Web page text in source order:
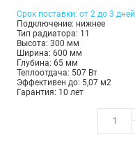
Срок поставки: от 2 до 3 дней
Подключение: нижнее
Тип радиатора: 11
Высота: 300 мм
Ширина: 600 мм
Глубина: 65 мм
Теплоотдача: 507 Вт
Эффективен до: 5,07 м2
Гарантия: 10 лет